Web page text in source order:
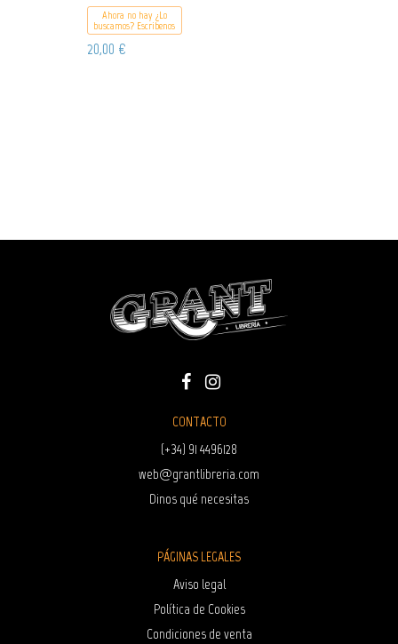
Ahora no hay ¿Lo
buscamos? Escribenos
20,00 €
CONTACTO
(+34) 91 4496128
web@grantlibreria.com
Dinos qué necesitas
PÁGINAS LEGALES
Aviso legal
Política de Cookies
Condiciones de venta